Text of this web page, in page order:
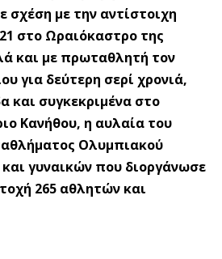
σχέση με την αντίστοιχη
στο Ωραιόκαστρο της
και με πρωταθλητή τον
για δεύτερη σερί χρονιά,
και συγκεκριμένα στο
Κανήθου, η αυλαία του
Ολυμπιακού
γυναικών που διοργάνωσε
265 αθλητών και